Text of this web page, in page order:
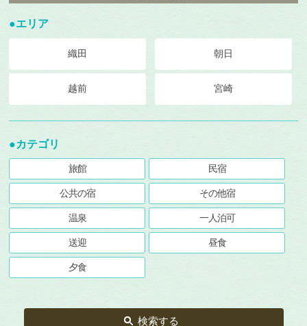
●エリア
織田 朝日
越前 宮崎
●カテゴリ
旅館 民宿
公共の宿 その他宿
温泉 一人泊可
送迎 昼食
夕食
検索する